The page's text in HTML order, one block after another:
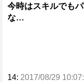
今時はスキルでも
な…
14: 2017/08/29